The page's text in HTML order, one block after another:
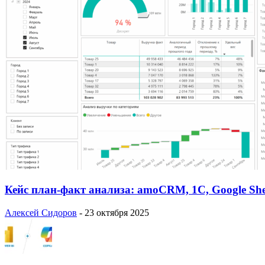
Кейс план-факт анализа: amoCRM, 1C, Google
Алексей Сидоров - 23 октября 2025